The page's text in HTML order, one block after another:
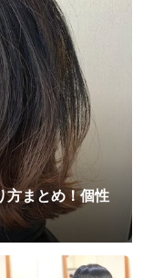
方まとめ！個性